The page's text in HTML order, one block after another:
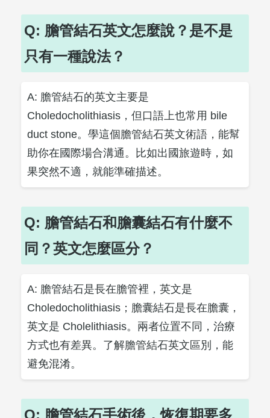
Q: 膽管結石英文怎麼說？是不是
只有一種說法？
A: 膽管結石的英文主要是
Choledocholithiasis，但口語上也常用 bile
duct stone。學這個膽管結石英文術語，能幫
助你在國際場合溝通。比如出國旅遊時，如
果突然不適，就能準確描述。
Q: 膽管結石和膽囊結石有什麼不
同？英文怎麼區分？
A: 膽管結石是長在膽管裡，英文是
Choledocholithiasis；膽囊結石是長在膽囊，
英文是 Cholelithiasis。兩者位置不同，治療
方式也有差異。了解膽管結石英文區別，能
避免混淆。
Q: 膽管結石手術後，恢復期要多